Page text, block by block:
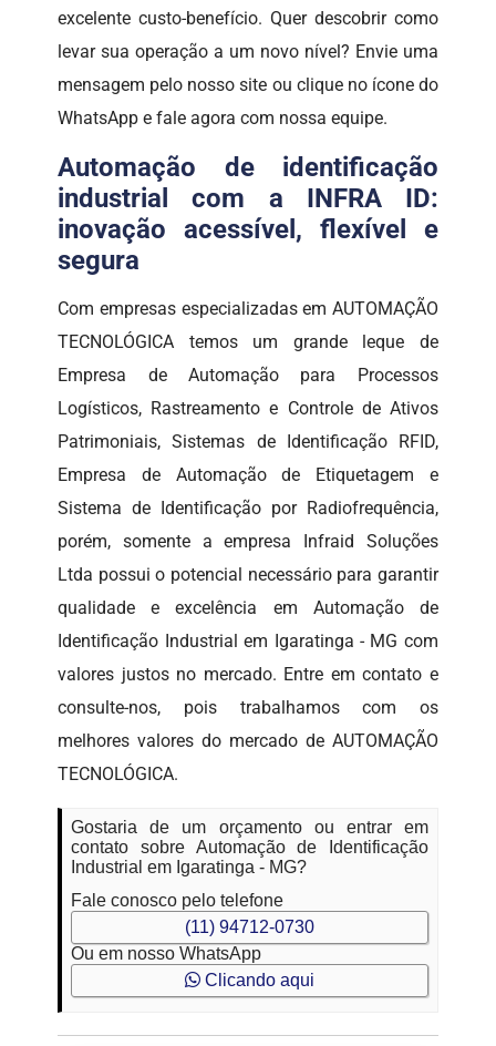
excelente custo-benefício. Quer descobrir como
levar sua operação a um novo nível? Envie uma
mensagem pelo nosso site ou clique no ícone do
WhatsApp e fale agora com nossa equipe.
Automação de identificação
industrial com a INFRA ID:
inovação acessível, flexível e
segura
Com empresas especializadas em AUTOMAÇÃO
TECNOLÓGICA temos um grande leque de
Empresa de Automação para Processos
Logísticos, Rastreamento e Controle de Ativos
Patrimoniais, Sistemas de Identificação RFID,
Empresa de Automação de Etiquetagem e
Sistema de Identificação por Radiofrequência,
porém, somente a empresa Infraid Soluções
Ltda possui o potencial necessário para garantir
qualidade e excelência em Automação de
Identificação Industrial em Igaratinga - MG com
valores justos no mercado. Entre em contato e
consulte-nos, pois trabalhamos com os
melhores valores do mercado de AUTOMAÇÃO
TECNOLÓGICA.
Gostaria de um orçamento ou entrar em
contato sobre Automação de Identificação
Industrial em Igaratinga - MG?
Fale conosco pelo telefone
(11) 94712-0730
Ou em nosso WhatsApp
Clicando aqui